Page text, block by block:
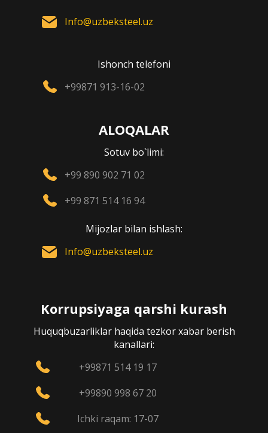
Info@uzbeksteel.uz
Ishonch telefoni
+99871 913-16-02
ALOQALAR
Sotuv bo`limi:
+99 890 902 71 02
+99 871 514 16 94
Mijozlar bilan ishlash:
Info@uzbeksteel.uz
Korrupsiyaga qarshi kurash
Huquqbuzarliklar haqida tezkor xabar berish
kanallari:
+99871 514 19 17
+99890 998 67 20
Ichki raqam: 17-07